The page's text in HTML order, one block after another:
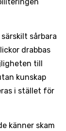
sårbara
drabbas
till
kunskap
i stället för
känner skam